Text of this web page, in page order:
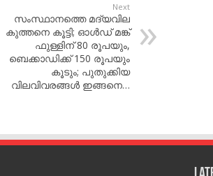
Next
സംസ്ഥാനത്തെ മദ്യവില
കുത്തനെ കൂട്ടി; ഓള്‍ഡ് മങ്ക്
ഫുള്ളിന് 80 രൂപയും,
ബെക്കാഡിക്ക് 150 രൂപയും
കൂടും; പുതുക്കിയ
വിലവിവരങ്ങള്‍ ഇങ്ങനെ…